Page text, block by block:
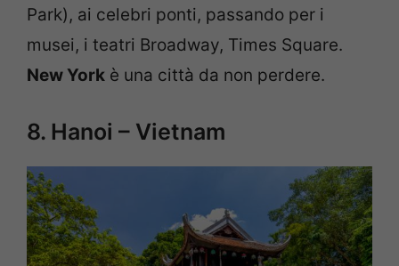
Park), ai celebri ponti, passando per i
musei, i teatri Broadway, Times Square.
New York è una città da non perdere.
8. Hanoi – Vietnam